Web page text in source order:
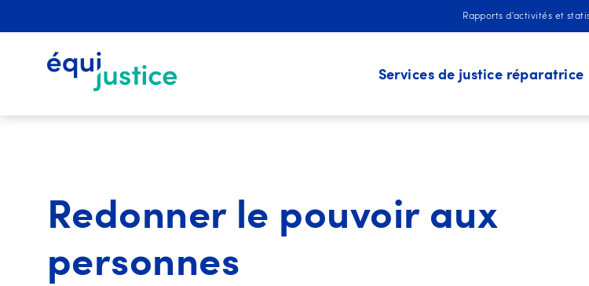
Rapports d'activités et
Services de justice réparatrice
Redonner le pouvoir aux
personnes